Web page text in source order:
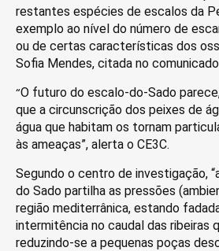
restantes espécies de escalos da
exemplo ao nível do número de
ou de certas características dos
Sofia Mendes, citada no
“O futuro do escalo-do-Sado
que a circunscrição dos peixes de
água que habitam os tornam
às ameaças”, alerta o CE3C.
Segundo o centro de investigação,
do Sado partilha as pressões
região mediterrânica, estando
intermitência no caudal das ribeiras
reduzindo-se a pequenas poças